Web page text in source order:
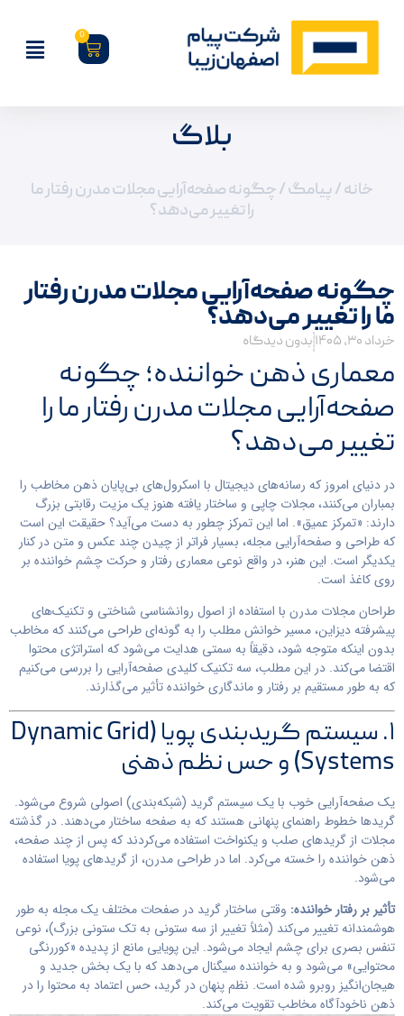
0
بلاگ
خانه/پیامگ/ چگونه صفحه‌آرایی مجلات مدرن رفتار ما
را تغییر می‌دهد؟
چگونه صفحه‌آرایی مجلات مدرن رفتار
ما را تغییر می‌دهد؟
خرداد ۳۰, ۱۴۰۵ بدون دیدگاه
معماری ذهن خواننده؛ چگونه
صفحه‌آرایی مجلات مدرن رفتار ما را
تغییر می‌دهد؟
در دنیای امروز که رسانه‌های دیجیتال با اسکرول‌های بی‌پایان ذهن مخاطب را
بمباران می‌کنند، مجلات چاپی و ساختار یافته هنوز یک مزیت رقابتی بزرگ
دارند: «تمرکز عمیق». اما این تمرکز چطور به دست می‌آید؟ حقیقت این است
که طراحی و صفحه‌آرایی مجله، بسیار فراتر از چیدن چند عکس و متن در کنار
یکدیگر است. این هنر، در واقع نوعی معماری رفتار و حرکت چشم خواننده بر
روی کاغذ است.
طراحان مجلات مدرن با استفاده از اصول روانشناسی شناختی و تکنیک‌های
پیشرفته دیزاین، مسیر خوانش مطلب را به گونه‌ای طراحی می‌کنند که مخاطب
بدون اینکه متوجه شود، دقیقاً به سمتی هدایت می‌شود که استراتژی محتوا
اقتضا می‌کند. در این مطلب، سه تکنیک کلیدی صفحه‌آرایی را بررسی می‌کنیم
که به طور مستقیم بر رفتار و ماندگاری خواننده تأثیر می‌گذارند.
۱. سیستم گریدبندی پویا (Dynamic Grid
Systems) و حس نظم ذهنی
یک صفحه‌آرایی خوب با یک سیستم گرید (شبکه‌بندی) اصولی شروع می‌شود.
گریدها خطوط راهنمای پنهانی هستند که به صفحه ساختار می‌دهند. در گذشته
مجلات از گریدهای صلب و یکنواخت استفاده می‌کردند که پس از چند صفحه،
ذهن خواننده را خسته می‌کرد. اما در طراحی مدرن، از گریدهای پویا استفاده
می‌شود.
تأثیر بر رفتار خواننده: وقتی ساختار گرید در صفحات مختلف یک مجله به طور
هوشمندانه تغییر می‌کند (مثلاً تغییر از سه ستونی به تک ستونی بزرگ)، نوعی
تنفس بصری برای چشم ایجاد می‌شود. این پویایی مانع از پدیده «کوررنگی
محتوایی» می‌شود و به خواننده سیگنال می‌دهد که با یک بخش جدید و
هیجان‌انگیز روبرو شده است. نظم پنهان در گرید، حس اعتماد به محتوا را در
ذهن ناخودآگاه مخاطب تقویت می‌کند.